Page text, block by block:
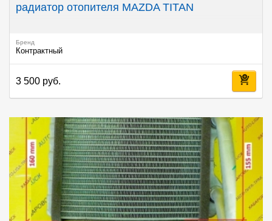
радиатор отопителя MAZDA TITAN
Бренд
Контрактный
3 500 руб.